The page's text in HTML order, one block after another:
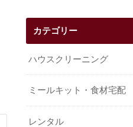
カテゴリー
ハウスクリーニング
ミールキット・食材宅配
レンタル